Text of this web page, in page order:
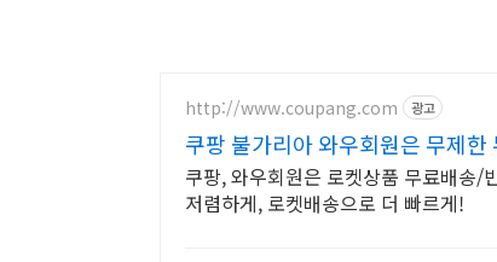
http://www.coupang.com 광고
쿠팡 불가리아 와우회원은 무제한
쿠팡, 와우회원은 로켓상품 무료배송/
저렴하게, 로켓배송으로 더 빠르게!